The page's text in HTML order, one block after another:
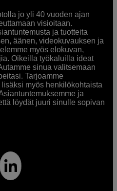
jo yli 40 vuoden ajan
visioitaan.
ja tuotteita
äänen, videokuvauksen ja
myös elokuvan,
Oikeilla työkaluilla ideat
sinua valitsemaan
Tarjoamme
myös henkilökohtaista
ja
löydät juuri sinulle sopivan